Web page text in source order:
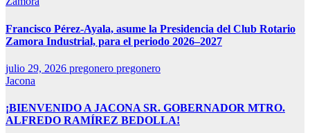
Francisco Pérez-Ayala, asume la Presidencia del Club Rotario
Zamora Industrial, para el periodo 2026–2027
julio 29, 2026 pregonero pregonero
Jacona
¡BIENVENIDO A JACONA SR. GOBERNADOR MTRO.
ALFREDO RAMÍREZ BEDOLLA!